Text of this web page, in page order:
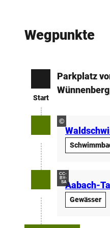
Wegpunkte
Start
Parkplatz
©
CC-
BY-
SAAabach-
Gewässer